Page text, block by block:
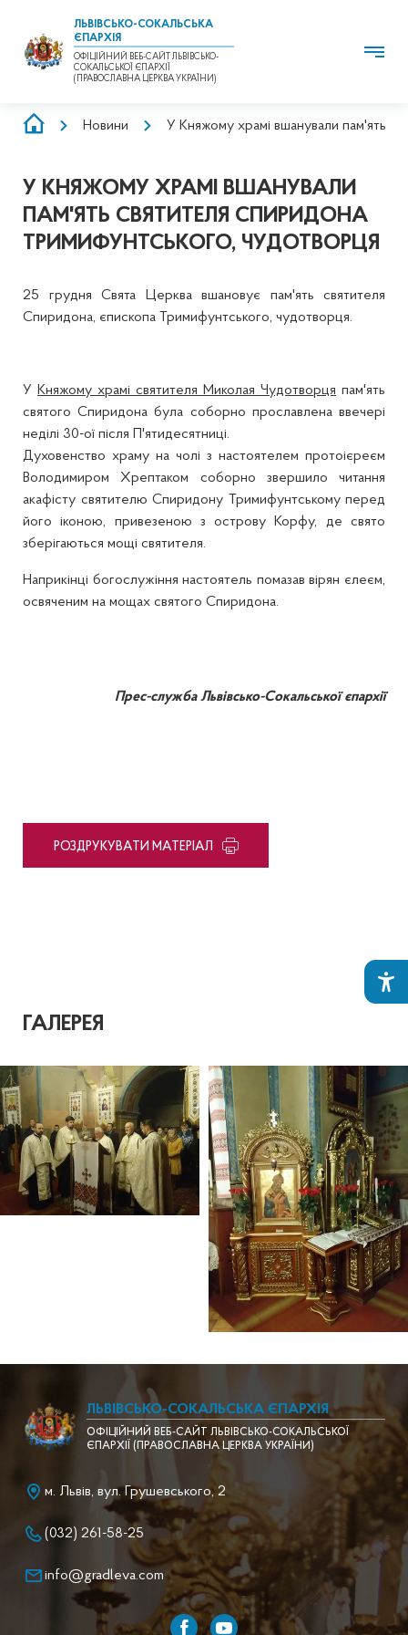
ЛЬВІВСЬКО-СОКАЛЬСЬКА
ЄПАРХІЯ
ОФІЦІЙНИЙ ВЕБ-САЙТ ЛЬВІВСЬКО-
СОКАЛЬСЬКОЇ ЄПАРХІЇ
(ПРАВОСЛАВНА ЦЕРКВА УКРАЇНИ)
РЯДОК
Новини У Княжому храмі вшанували пам'ять
У КНЯЖОМУ ХРАМІ ВШАНУВАЛИ
ПАМ'ЯТЬ СВЯТИТЕЛЯ СПИРИДОНА
ТРИМИФУНТСЬКОГО, ЧУДОТВОРЦЯ
25 грудня Свята Церква вшановує пам'ять святителя
Спиридона, єпископа Тримифунтського, чудотворця.
У Княжому храмі святителя Миколая Чудотворця пам'ять
святого Спиридона була соборно прославлена ввечері
неділі 30-ої після П'ятидесятниці.
Духовенство храму на чолі з настоятелем протоієреєм
Володимиром Хрептаком соборно звершило читання
акафісту святителю Спиридону Тримифунтському перед
його іконою, привезеною з острову Корфу, де свято
зберігаються мощі святителя.
Наприкінці богослужіння настоятель помазав вірян єлеєм,
освяченим на мощах святого Спиридона.
Прес-служба Львівсько-Сокальської єпархії
PОЗДРУКУВАТИ МАТЕРІАЛ
ГАЛЕРЕЯ
ЛЬВІВСЬКО-СОКАЛЬСЬКА ЄПАРХІЯ
ОФІЦІЙНИЙ ВЕБ-САЙТ ЛЬВІВСЬКО-СОКАЛЬСЬКОЇ
ЄПАРХІЇ (ПРАВОСЛАВНА ЦЕРКВА УКРАЇНИ)
м. Львів, вул. Грушевського, 2
(032) 261-58-25
info@gradleva.com